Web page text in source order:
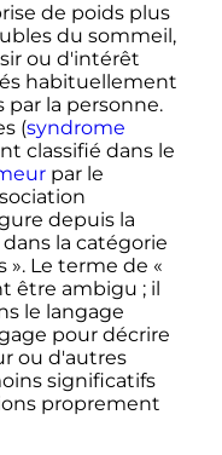
de poids plus
du sommeil,
ou d'intérêt
habituellement
par la personne.
(syndrome
classifié dans le
par le
depuis la
la catégorie
». Le terme de «
être ambigu ; il
le langage
pour décrire
ou d'autres
significatifs
proprement